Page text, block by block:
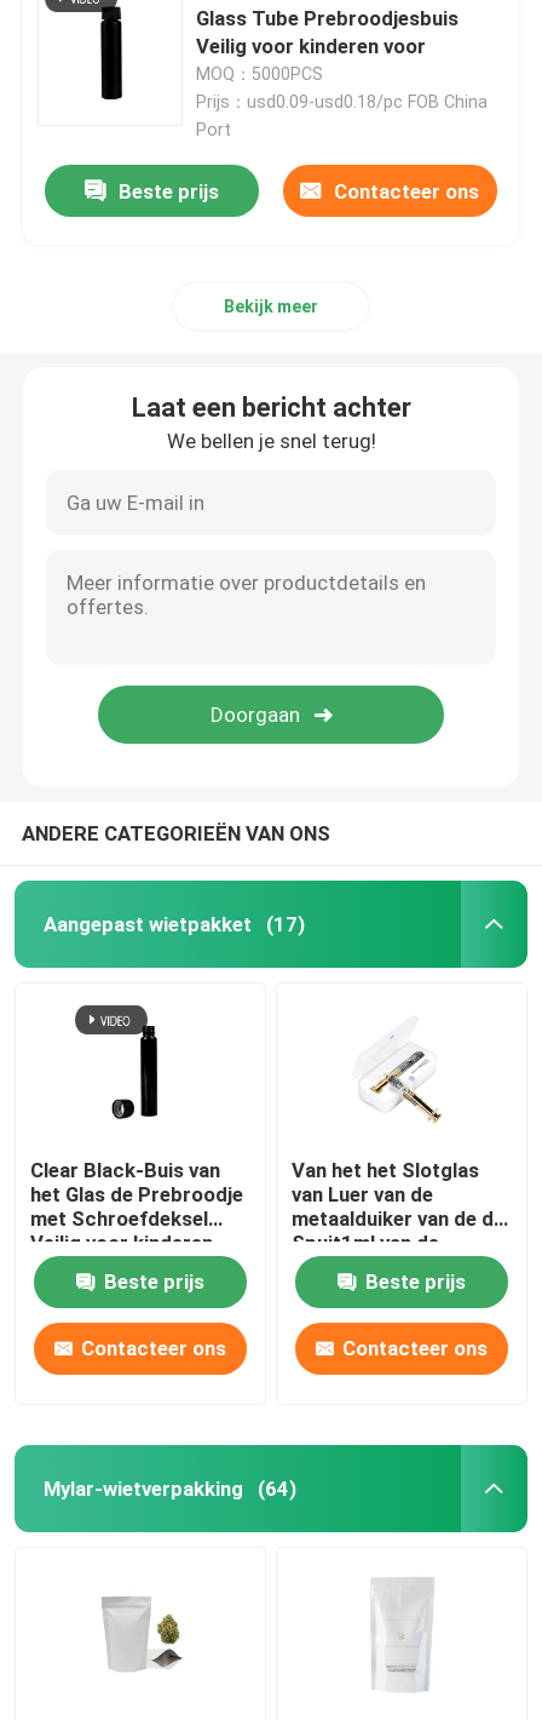
Mylar-wietverpakking
De Kruik van het glasonkruid
Kunststof wietpot
Tin Box veilig voor kinderen
Document Prebroodjesvakje
Vape cartridge verpakking
Het Glaskruik van het bamboedeksel
Pre-roll kegel
Glass Tube Prebroodjesbuis
Veilig voor kinderen voor
MOQ：5000PCS
Prijs：usd0.09-usd0.18/pc FOB China
Port
Beste prijs Contacteer ons
Bekijk meer
Laat een bericht achter
We bellen je snel terug!
ANDERE CATEGORIEËN VAN ONS
Aangepast wietpakket (17)
Clear Black-Buis van
het Glas de Prebroodje
met Schroefdeksel
Veilig voor kinderen
22x116mm
Beste prijs
Contacteer ons
Van het het Slotglas
van Luer van de
metaalduiker van de de
Spuit1ml van de
Oliespuiten de Zilveren
Gouden Duiker
Beste prijs
Contacteer ons
Mylar-wietverpakking (64)